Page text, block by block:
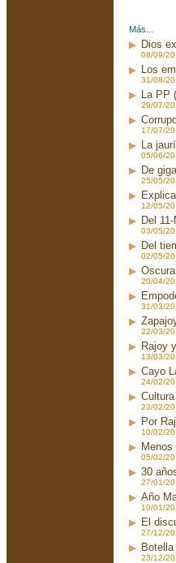
Más...
Dios
08/09/
Los
31/08/
La PP
29/07/
17/07/
La
05/06/
De
25/05/
12/05/
Del
03/05/
Del
02/05/
20/04/
31/03/
22/03/
Rajoy
13/03/
Cayo
24/02/
23/02/
Por
10/02/
05/02/
30
27/01/
Año
10/01/
El
27/12/
23/12/